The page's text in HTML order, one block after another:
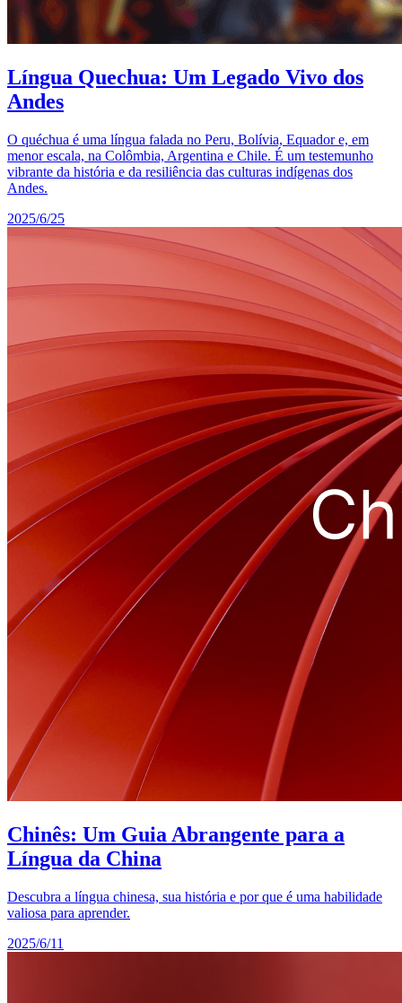
Língua Quechua: Um Legado Vivo dos
Andes
O quéchua é uma língua falada no Peru, Bolívia, Equador e, em
menor escala, na Colômbia, Argentina e Chile. É um testemunho
vibrante da história e da resiliência das culturas indígenas dos
Andes.
2025/6/25
Chinês: Um Guia Abrangente para a
Língua da China
Descubra a língua chinesa, sua história e por que é uma habilidade
valiosa para aprender.
2025/6/11